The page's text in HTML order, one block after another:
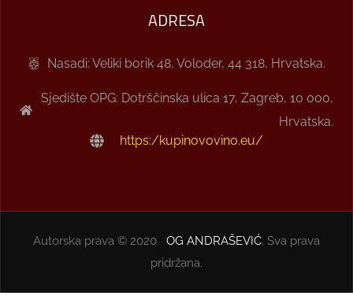
ADRESA
Nasadi: Veliki borik 48, Voloder, 44 318, Hrvatska.
Sjedište OPG: Dotrščinska ulica 17, Zagreb, 10 000,
Hrvatska.
https:/kupinovovino.eu/
Autorska prava © 2020 OG ANDRAŠEVIĆ. Sva prava
pridržana.